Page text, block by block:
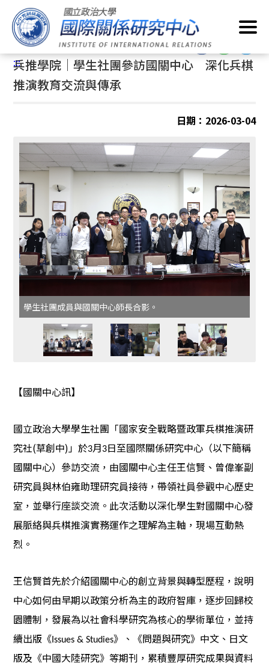
到
主
要
內
容
首頁/ 最新消息/兵推學院
:::
:::
兵推學院｜學生社團參訪國關中心 深化兵棋
推演教育交流與傳承
日期：2026-03-04
學生社團成員與國關中心師長合影。
【國關中心訊】
國立政治大學學生社團「國家安全戰略暨政軍兵棋推演研
究社(草創中)」於3月3日至國際關係研究中心（以下簡稱
國關中心）參訪交流，由國關中心主任王信賢、曾偉峯副
研究員與林伯雍助理研究員接待，帶領社員參觀中心歷史
室，並舉行座談交流。此次活動以深化學生對國關中心發
展脈絡與兵棋推演實務運作之理解為主軸，現場互動熱
烈。
王信賢首先於介紹國關中心的創立背景與轉型歷程，說明
中心如何由早期以政策分析為主的政府智庫，逐步回歸校
園體制，發展為以社會科學研究為核心的學術單位，並持
續出版《Issues & Studies》、《問題與研究》中文、日文
版及《中國大陸研究》等期刊，累積豐厚研究成果與資料